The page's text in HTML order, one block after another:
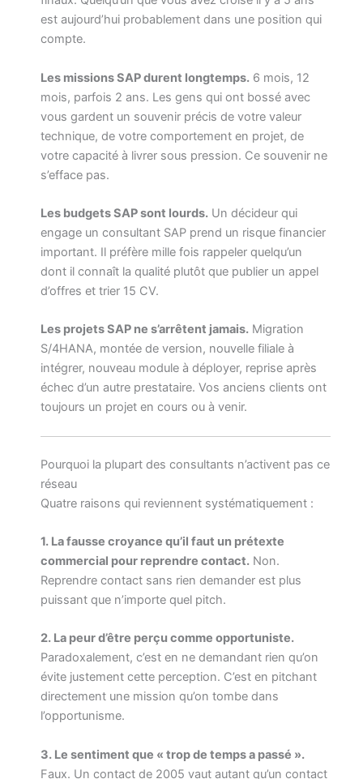
est aujourd’hui probablement dans une position qui
compte.
Les missions SAP durent longtemps. 6 mois, 12
mois, parfois 2 ans. Les gens qui ont bossé avec
vous gardent un souvenir précis de votre valeur
technique, de votre comportement en projet, de
votre capacité à livrer sous pression. Ce souvenir ne
s’efface pas.
Les budgets SAP sont lourds. Un décideur qui
engage un consultant SAP prend un risque financier
important. Il préfère mille fois rappeler quelqu’un
dont il connaît la qualité plutôt que publier un appel
d’offres et trier 15 CV.
Les projets SAP ne s’arrêtent jamais. Migration
S/4HANA, montée de version, nouvelle filiale à
intégrer, nouveau module à déployer, reprise après
échec d’un autre prestataire. Vos anciens clients ont
toujours un projet en cours ou à venir.
Pourquoi la plupart des consultants n’activent pas ce
réseau
Quatre raisons qui reviennent systématiquement :
1. La fausse croyance qu’il faut un prétexte
commercial pour reprendre contact. Non.
Reprendre contact sans rien demander est plus
puissant que n’importe quel pitch.
2. La peur d’être perçu comme opportuniste.
Paradoxalement, c’est en ne demandant rien qu’on
évite justement cette perception. C’est en pitchant
directement une mission qu’on tombe dans
l’opportunisme.
3. Le sentiment que « trop de temps a passé ».
Faux. Un contact de 2005 vaut autant qu’un contact